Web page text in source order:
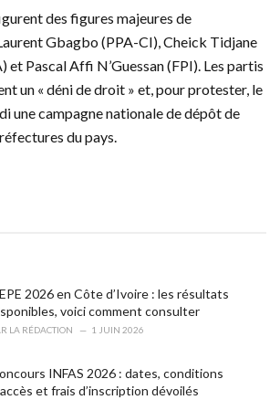
des figures majeures de
Gbagbo (PPA-CI), Cheick Tidjane
et Pascal Affi N’Guessan (FPI). Les partis
un « déni de droit » et, pour protester, le
une campagne nationale de dépôt de
du pays.
2026 en Côte d’Ivoire : les résultats
voici comment consulter
LA RÉDACTION 1 JUIN 2026
INFAS 2026 : dates, conditions
et frais d’inscription dévoilés